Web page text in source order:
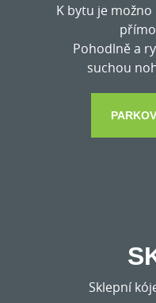
K bytu je
Pohodlně a
suchou
Sklepní